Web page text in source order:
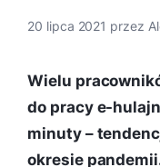
20 lipca 2021 przez
Wielu
do pracy e-
minuty –
okresie